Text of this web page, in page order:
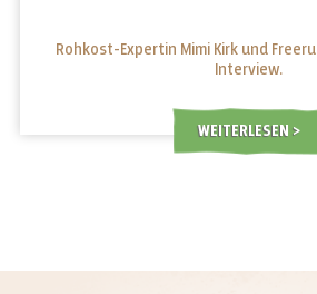
Rohkost-Expertin Mimi Kirk und
Interview.
WEITERLESEN